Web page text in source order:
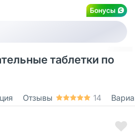
Бонусы
таблетки по
Отзывы 14